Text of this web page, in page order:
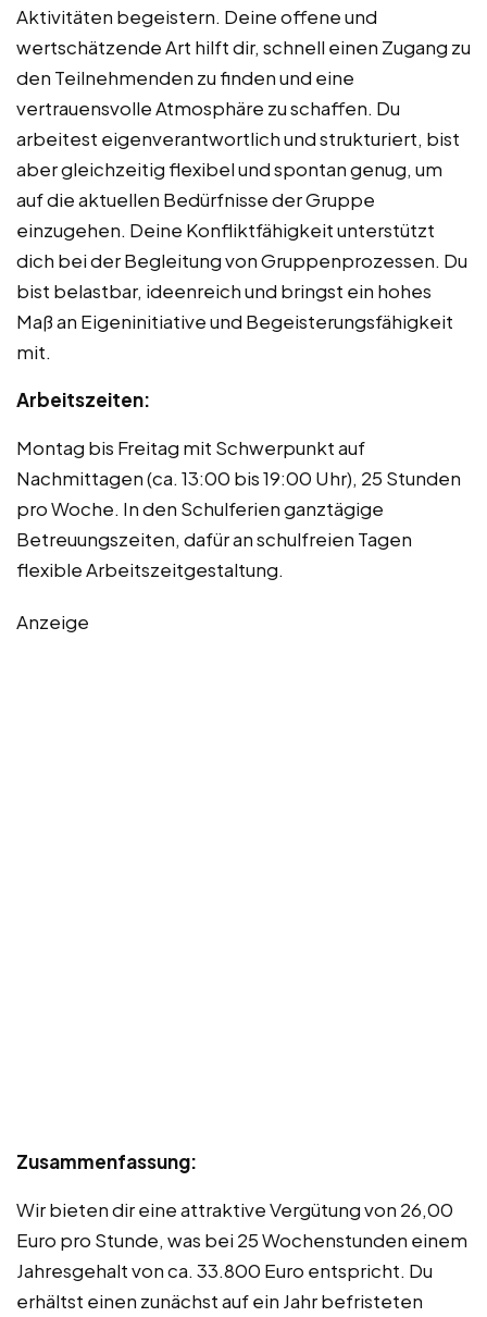
Aktivitäten begeistern. Deine offene und
wertschätzende Art hilft dir, schnell einen Zugang zu
den Teilnehmenden zu finden und eine
vertrauensvolle Atmosphäre zu schaffen. Du
arbeitest eigenverantwortlich und strukturiert, bist
aber gleichzeitig flexibel und spontan genug, um
auf die aktuellen Bedürfnisse der Gruppe
einzugehen. Deine Konfliktfähigkeit unterstützt
dich bei der Begleitung von Gruppenprozessen. Du
bist belastbar, ideenreich und bringst ein hohes
Maß an Eigeninitiative und Begeisterungsfähigkeit
mit.
Arbeitszeiten:
Montag bis Freitag mit Schwerpunkt auf
Nachmittagen (ca. 13:00 bis 19:00 Uhr), 25 Stunden
pro Woche. In den Schulferien ganztägige
Betreuungszeiten, dafür an schulfreien Tagen
flexible Arbeitszeitgestaltung.
Anzeige
Zusammenfassung:
Wir bieten dir eine attraktive Vergütung von 26,00
Euro pro Stunde, was bei 25 Wochenstunden einem
Jahresgehalt von ca. 33.800 Euro entspricht. Du
erhältst einen zunächst auf ein Jahr befristeten